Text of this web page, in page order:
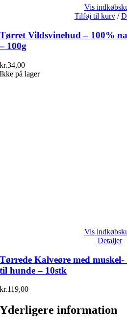
Vis
Tilføj til kurv /
Tørret Vildsvinehud – 100%
– 100g
kr.34,00
Ikke på lager
Vis
Detaljer
Tørrede Kalveøre med
til hunde – 10stk
kr.119,00
Yderligere information